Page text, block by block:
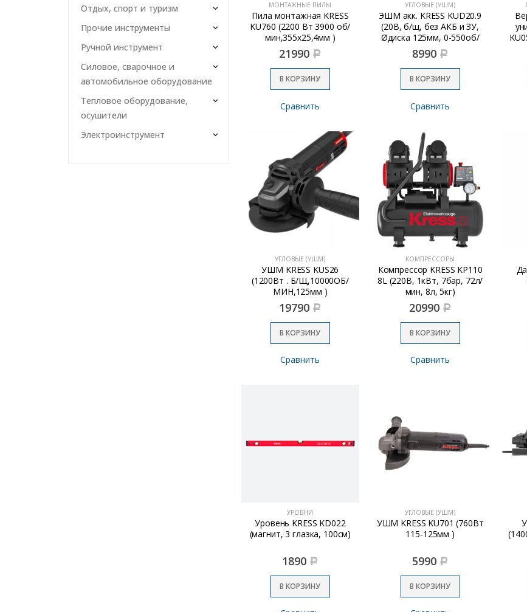
МОНТАЖНЫЕ ПИЛЫ
Пила монтажная KRESS
KU760 (2200 Вт 3900 об/
мин,355х25,4мм )
21990 Р
В КОРЗИНУ
Сравнить
УГЛОВЫЕ (УШМ)
ЭШМ акк. KRESS KUD20.9
(20В, б/щ, без АКБ и ЗУ,
Øдиска 125мм, 0-550об/
мин)
8990 Р
В КОРЗИНУ
Сравнить
УГЛОВЫЕ (УШМ)
УШМ KRESS KUS26
(1200Вт . Б/Щ,10000ОБ/
МИН,125мм )
19790 Р
В КОРЗИНУ
Сравнить
КОМПРЕССОРЫ
Компрессор KRESS KP110
8L (220В, 1кВт, 7бар, 72л/
мин, 8л, 5кг)
20990 Р
В КОРЗИНУ
Сравнить
УРОВНИ
Уровень KRESS KD022
(магнит, 3 глазка, 100см)
1890 Р
В КОРЗИНУ
УГЛОВЫЕ (УШМ)
УШМ KRESS KU701 (760Вт
115-125мм )
5990 Р
В КОРЗИНУ
Отдых, спорт и туризм
Прочие инструменты
Ручной инструмент
Силовое, сварочное и
автомобильное оборудование
Тепловое оборудование,
осушители
Электроинструмент